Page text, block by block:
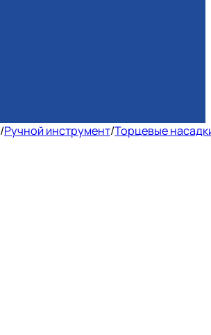
/Ручной инструмент/Торцевые